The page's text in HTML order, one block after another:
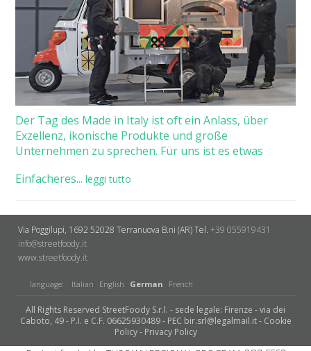
Der Tag des Made in Italy ist oft ein Anlass, über
Exzellenz, ikonische Produkte und große
Unternehmen zu sprechen. Für uns ist es etwas
Einfacheres... leggi tutto
Via Poggilupi, 1692 52028 Terranuova B.ni (AR)Tel. +39 055919431
info@streetfoody.it
www.streetfoody.it
language: Italian English German French
All Rights Reserved StreetFoody S.r.l. - sede legale: Firenze - via dei
Caboto, 49 - P.I. e C.F. 06625930489 - PEC bir.srl@legalmail.it - Cookie
Policy- Privacy Policy